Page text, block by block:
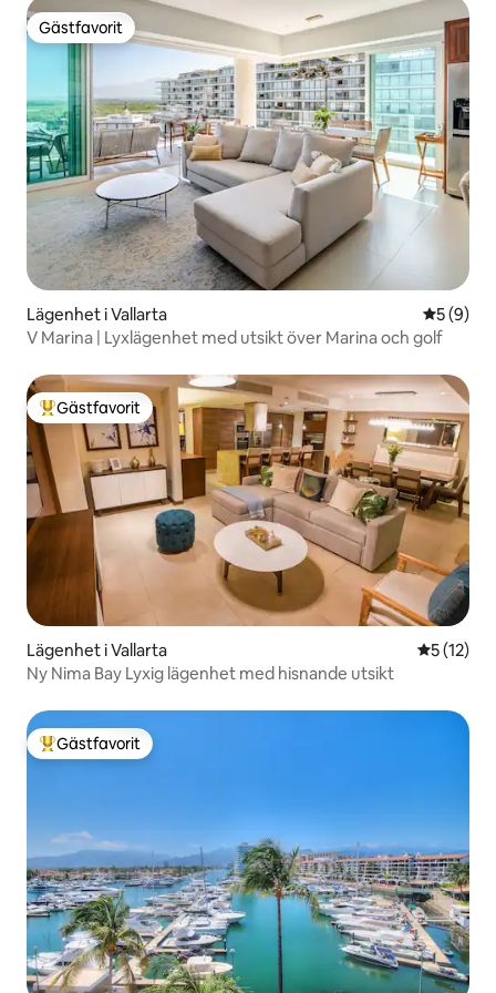
Gästfavorit
Gästfavorit
Lägenhet i Vallarta 5 av 5 i
5 (9)
V Marina | Lyxlägenhet med utsikt över Marina och golf
Populär gästfavorit
Gästfavorit
Lägenhet i Vallarta 5 av 5 i
5 (12)
Ny Nima Bay Lyxig lägenhet med hisnande utsikt
Populär gästfavorit
Gästfavorit